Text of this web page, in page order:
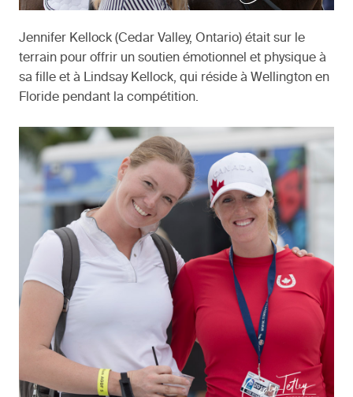
Jennifer Kellock (Cedar Valley, Ontario) était sur le
terrain pour offrir un soutien émotionnel et physique à
sa fille et à Lindsay Kellock, qui réside à Wellington en
Floride pendant la compétition.